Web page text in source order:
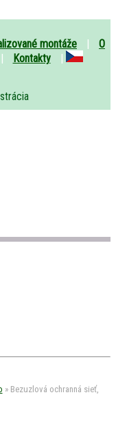
montáže |
O
| Kontakty |
» Bezuzlová ochranná sieť,